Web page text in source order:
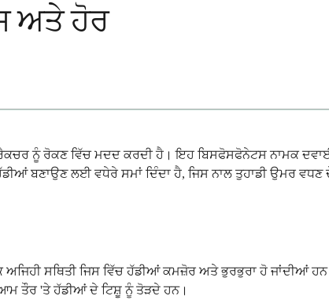
ਅਤੇ ਹੋਰ
ਨੂੰ ਰੋਕਣ ਵਿੱਚ ਮਦਦ ਕਰਦੀ ਹੈ। ਇਹ ਬਿਸਫੋਸਫੋਨੇਟਸ ਨਾਮਕ
ਬਣਾਉਣ ਲਈ ਵਧੇਰੇ ਸਮਾਂ ਦਿੰਦਾ ਹੈ, ਜਿਸ ਨਾਲ ਤੁਹਾਡੀ ਉਮਰ
ਸਥਿਤੀ ਜਿਸ ਵਿੱਚ ਹੱਡੀਆਂ ਕਮਜ਼ੋਰ ਅਤੇ ਭੁਰਭੁਰਾ ਹੋ ਜਾਂਦੀਆਂ
ਤੌਰ 'ਤੇ ਹੱਡੀਆਂ ਦੇ ਟਿਸ਼ੂ ਨੂੰ ਤੋੜਦੇ ਹਨ।